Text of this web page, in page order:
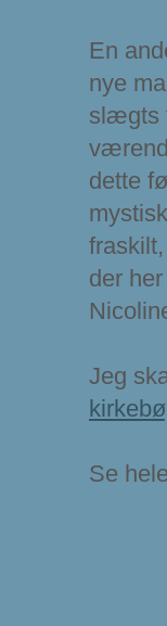
En
nye
slægts
dette
der
Jeg
Se